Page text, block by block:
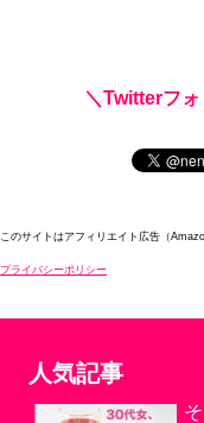
＼Twitterフ
このサイトはアフィリエイト広告（
プライバシーポリシー
人気記事